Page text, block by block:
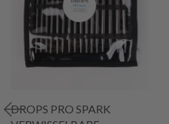
DROPS PRO SPARK